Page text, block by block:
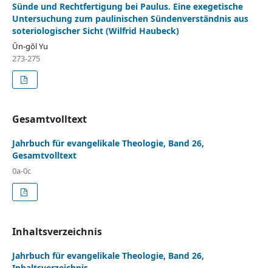
Sünde und Rechtfertigung bei Paulus. Eine exegetische
Untersuchung zum paulinischen Sündenverständnis aus
soteriologischer Sicht (Wilfrid Haubeck)
Ŭn-gŏl Yu
273-275
Gesamtvolltext
Jahrbuch für evangelikale Theologie, Band 26,
Gesamtvolltext
0a-0c
Inhaltsverzeichnis
Jahrbuch für evangelikale Theologie, Band 26,